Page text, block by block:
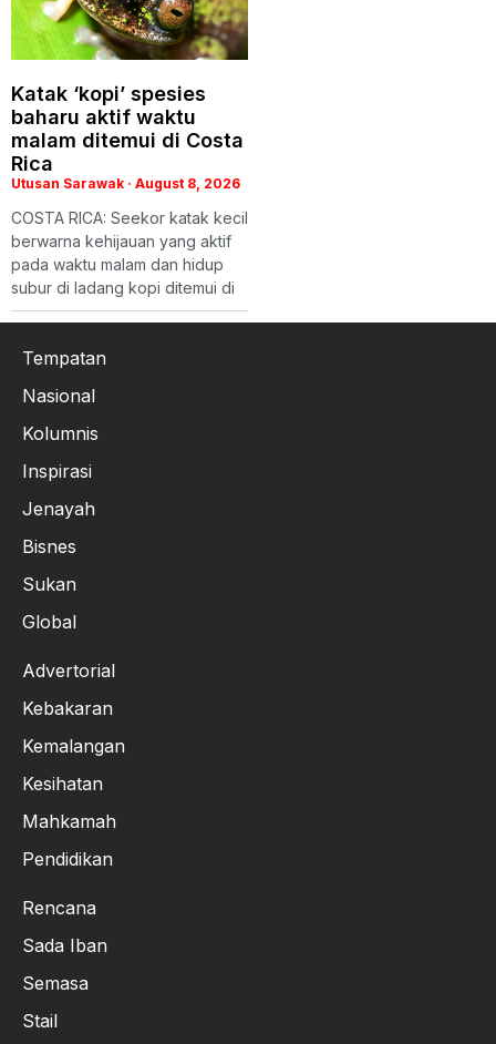
Katak ‘kopi’ spesies
baharu aktif waktu
malam ditemui di Costa
Rica
Utusan Sarawak August 8, 2026
COSTA RICA: Seekor katak kecil
berwarna kehijauan yang aktif
pada waktu malam dan hidup
subur di ladang kopi ditemui di
Tempatan
Nasional
Kolumnis
Inspirasi
Jenayah
Bisnes
Sukan
Global
Advertorial
Kebakaran
Kemalangan
Kesihatan
Mahkamah
Pendidikan
Rencana
Sada Iban
Semasa
Stail